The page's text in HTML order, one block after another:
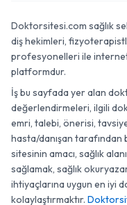
Doktorsitesi.com sağlık
diş hekimleri,
profesyonelleri ile internet
platformdur.
İş bu sayfada yer alan
değerlendirmeleri, ilgili
emri, talebi, önerisi,
hasta/danışan tarafından
sitesinin amacı, sağlık
sağlamak, sağlık
ihtiyaçlarına uygun en iyi
kolaylaştırmaktır.